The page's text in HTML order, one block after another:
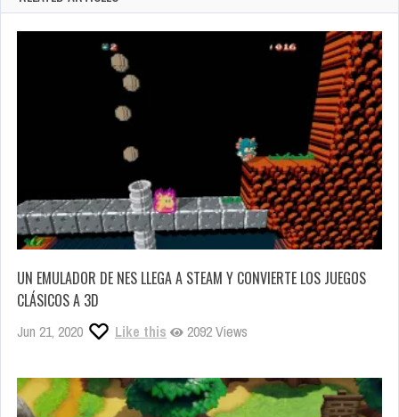
UN EMULADOR DE NES LLEGA A STEAM Y CONVIERTE LOS JUEGOS
CLÁSICOS A 3D
Jun 21, 2020 Like this 2092 Views